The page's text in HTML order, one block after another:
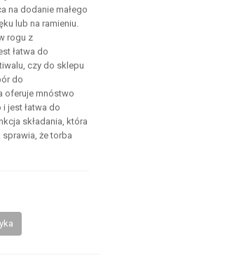
na dodanie małego
lub na ramieniu.
rogu z
łatwa do
czy do sklepu
do
oferuje mnóstwo
jest łatwa do
składania, która
że torba